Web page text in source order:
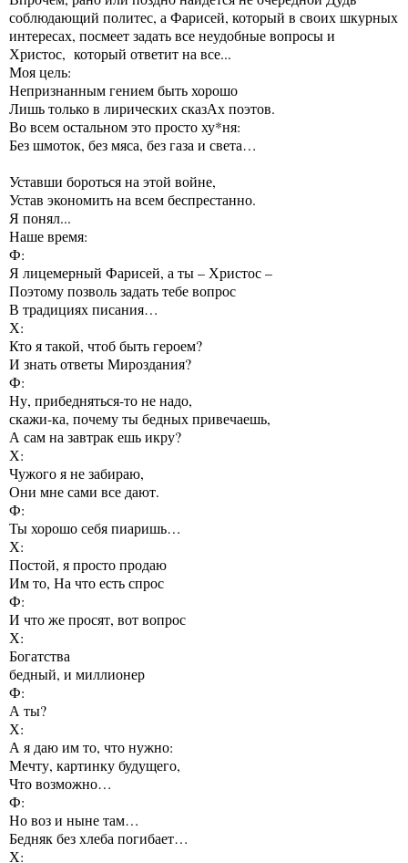
соблюдающий политес, а Фарисей, который в своих шкурных
интересах, посмеет задать все неудобные вопросы и
Христос, который ответит на все...
Моя цель:
Непризнанным гением быть хорошо
Лишь только в лирических сказАх поэтов.
Во всем остальном это просто ху*ня:
Без шмоток, без мяса, без газа и света…
Уставши бороться на этой войне,
Устав экономить на всем беспрестанно.
Я понял...
Наше время:
Ф:
Я лицемерный Фарисей, а ты – Христос –
Поэтому позволь задать тебе вопрос
В традициях писания…
Х:
Кто я такой, чтоб быть героем?
И знать ответы Мироздания?
Ф:
Ну, прибедняться-то не надо,
скажи-ка, почему ты бедных привечаешь,
А сам на завтрак ешь икру?
Х:
Чужого я не забираю,
Они мне сами все дают.
Ф:
Ты хорошо себя пиаришь…
Х:
Постой, я просто продаю
Им то, На что есть спрос
Ф:
И что же просят, вот вопрос
Х:
Богатства
бедный, и миллионер
Ф:
А ты?
Х:
А я даю им то, что нужно:
Мечту, картинку будущего,
Что возможно…
Ф:
Но воз и ныне там…
Бедняк без хлеба погибает…
Х: